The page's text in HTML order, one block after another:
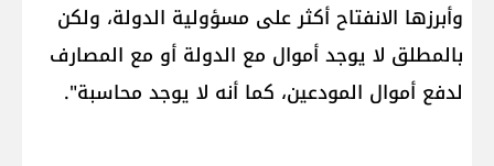
وأبرزها الانفتاح أكثر على مسؤولية الدولة، ولكن
بالمطلق لا يوجد أموال مع الدولة أو مع المصارف
لدفع أموال المودعين، كما أنه لا يوجد محاسبة".